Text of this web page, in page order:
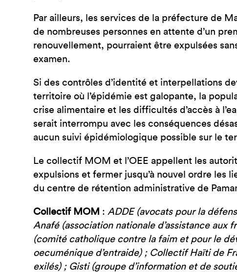
Par ailleurs, les services de la préfecture de
de nombreuses personnes en attente d’un
renouvellement, pourraient être expulsées
examen.
Si des contrôles d’identité et interpellations
territoire où l’épidémie est galopante, la
crise alimentaire et les difficultés d’accès à
serait interrompu avec les conséquences
aucun suivi épidémiologique possible sur le
Le collectif MOM et l’OEE appellent les
expulsions et fermer jusqu’à nouvel ordre les
du centre de rétention administrative de
Collectif MOM : ADDE (avocats pour la
Anafé (association nationale d’assistance aux
(comité catholique contre la faim et pour le
oecuménique d’entraide) ; Collectif Haïti de
exilés) ; Gisti (groupe d’information et de